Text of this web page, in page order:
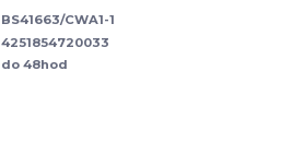
BS41663/CWA1-1
4251854720033
do 48hod